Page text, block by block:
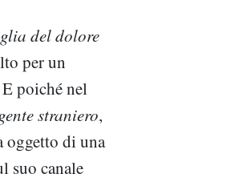
del dolore
per un
poiché nel
straniero,
oggetto di una
suo canale